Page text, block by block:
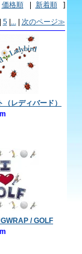
価格順 新着順
]
5| ...| 次のページ≫
レディバード）
/ GOLF